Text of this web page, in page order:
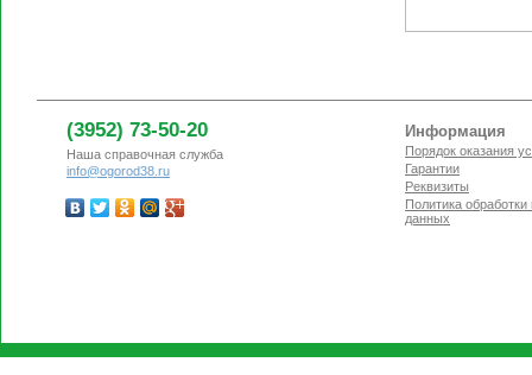
(3952) 73-50-20
Наша справочная служба
info@ogorod38.ru
Информация
Порядок оказания
Гарантии
Реквизиты
Политика
данных